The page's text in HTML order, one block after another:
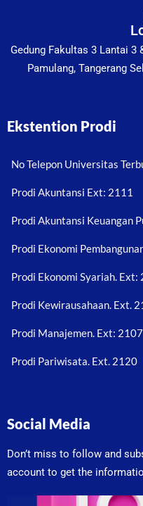
Gedung Fakultas 3 Lantai 3
Pamulang, Tangerang
Ekstention Prodi
No Telepon Universitas
Prodi Akuntansi Ext: 2111
Prodi Akuntansi Keuangan
Prodi Ekonomi
Prodi Ekonomi Syariah. Ext:
Prodi Kewirausahaan. Ext.
Prodi Manajemen. Ext: 2107
Prodi Pariwisata. Ext. 2120
Social Media
Don’t miss to follow and
account to get the